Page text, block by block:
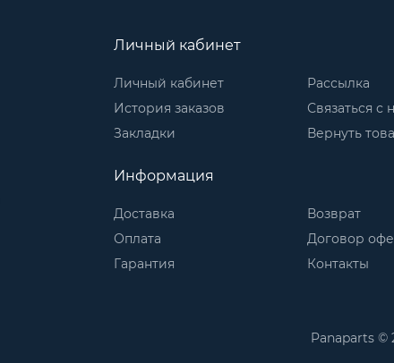
Личный кабинет
Личный кабинет
История заказов
Закладки
Рассылка
Связаться с
Вернуть
Информация
Доставка
Оплата
Гарантия
Возврат
Договор
Контакты
Panaparts ©